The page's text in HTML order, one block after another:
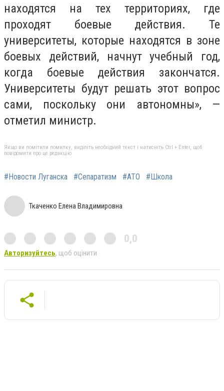
находятся на тех территориях, где
проходят боевые действия. Те
университеты, которые находятся в зоне
боевых действий, начнут учебный год,
когда боевые действия закончатся.
Университеты будут решать этот вопрос
сами, поскольку они автономны», —
отметил министр.
Якщо ви помітили помилку, виділіть необхідний текст і натисніть Ctrl + Enter, щоб
повідомити про це редакцію
#Новости Луганска #Сепаратизм #АТО #Школа
Ткаченко Елена Владимировна
0,0
Авторизуйтесь, щоб оцінити